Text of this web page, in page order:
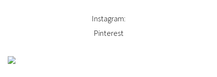
Instagram:
Pinterest